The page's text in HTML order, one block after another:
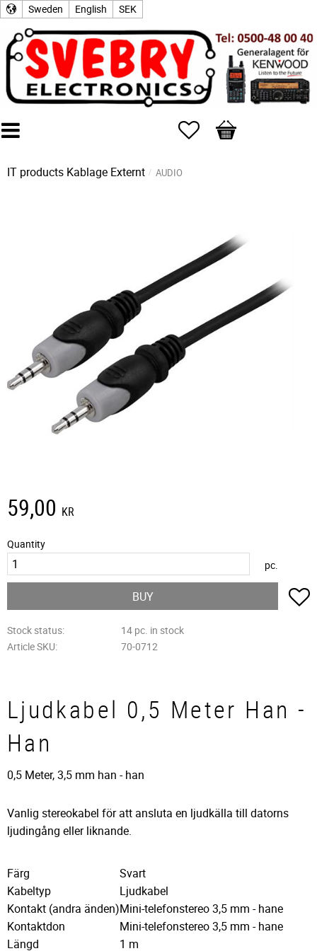
Sweden English SEK
Favorites
Basket
IT products Kablage Externt AUDIO
59,00 KR
Quantity
pc.
BUY
Stock status
14 pc. in stock
Article SKU
70-0712
Ljudkabel 0,5 Meter Han -
Han
0,5 Meter, 3,5 mm han - han
Vanlig stereokabel för att ansluta en ljudkälla till datorns
ljudingång eller liknande.
Färg
Svart
Kabeltyp
Ljudkabel
Kontakt (andra änden)Mini-telefonstereo 3,5 mm - hane
Kontaktdon
Mini-telefonstereo 3,5 mm - hane
Längd
1 m